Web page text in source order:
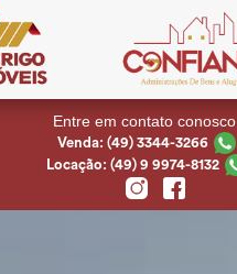
Entre em contato conosco
Venda: (49) 3344-3266
Locação: (49) 9 9974-8132